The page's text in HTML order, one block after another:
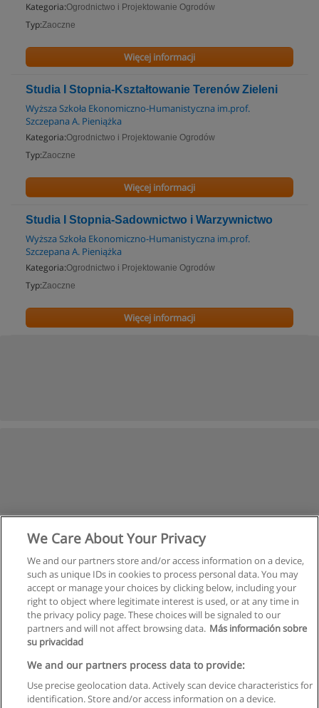
Kategoria:Ogrodnictwo i Projektowanie Ogrodów
Typ:Zaoczne
Więcej informacji
Studia I Stopnia-Kształtowanie Terenów Zieleni
Wyższa Szkoła Ekonomiczno-Humanistyczna im.prof.
Szczepana A. Pieniążka
Kategoria:Ogrodnictwo i Projektowanie Ogrodów
Typ:Zaoczne
Więcej informacji
Studia I Stopnia-Sadownictwo i Warzywnictwo
Wyższa Szkoła Ekonomiczno-Humanistyczna im.prof.
Szczepana A. Pieniążka
Kategoria:Ogrodnictwo i Projektowanie Ogrodów
Typ:Zaoczne
Więcej informacji
Regulamin
Polityka ochrony danych osobowych
We Care About Your Privacy
We and our partners store and/or access information on a device,
such as unique IDs in cookies to process personal data. You may
accept or manage your choices by clicking below, including your
right to object where legitimate interest is used, or at any time in
the privacy policy page. These choices will be signaled to our
partners and will not affect browsing data. Más información sobre
su privacidad
We and our partners process data to provide:
Use precise geolocation data. Actively scan device characteristics for
identification. Store and/or access information on a device.